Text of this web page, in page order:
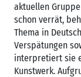
aktuellen
schon verrät,
Thema in
Verspätungen
interpretiert sie
Kunstwerk.